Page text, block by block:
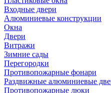
Входные двери
Алюминиевые конструкции
Окна
Двери
Витражи
Зимние сады
Перегородки
Противопожарные фонари
Раздвижные алюминиевые
Противопожарные люки